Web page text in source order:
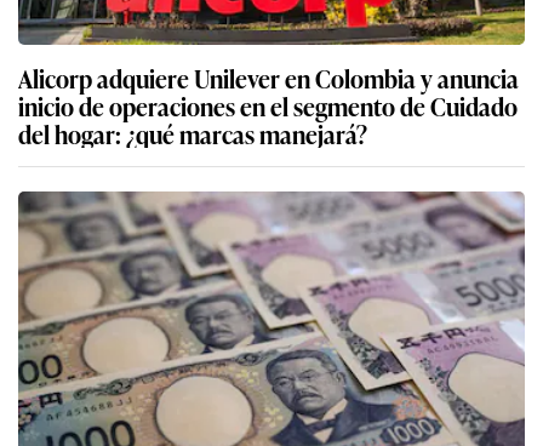
Alicorp adquiere Unilever en Colombia y anuncia
inicio de operaciones en el segmento de Cuidado
del hogar: ¿qué marcas manejará?